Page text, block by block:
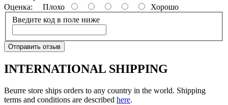
Оценка: Плохо
Хорошо
Введите код в поле ниже
Отправить отзыв
INTERNATIONAL SHIPPING
Beurre store ships orders to any country in the world. Shipping
terms and conditions are described here.